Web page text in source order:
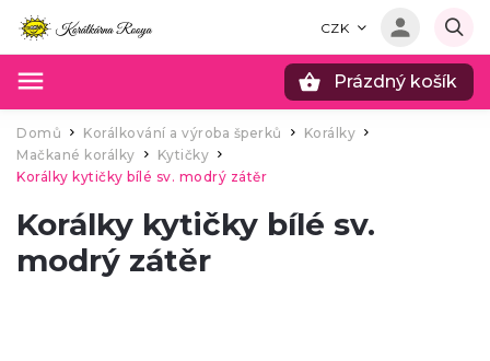
CZK
Prázdný košík
Domů / Korálkování a výroba šperků Korálky /
Mačkané korálky
Kytičky /
Korálky kytičky bílé sv. modrý zátěr
Korálky kytičky bílé sv.
modrý zátěr